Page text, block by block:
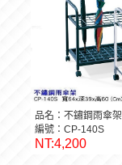
品名：不鏽鋼雨傘架
編號：CP-140S
NT:4,200